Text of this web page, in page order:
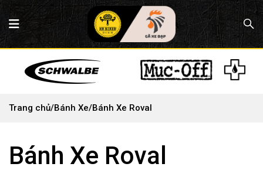
Trang chủ/Bánh Xe/Bánh Xe Roval
Bánh Xe Roval